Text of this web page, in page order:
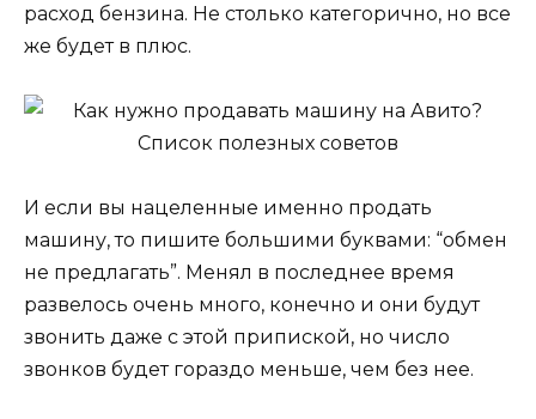
расход бензина. Не столько категорично, но все
же будет в плюс.
И если вы нацеленные именно продать
машину, то пишите большими буквами: “обмен
не предлагать”. Менял в последнее время
развелось очень много, конечно и они будут
звонить даже с этой припиской, но число
звонков будет гораздо меньше, чем без нее.